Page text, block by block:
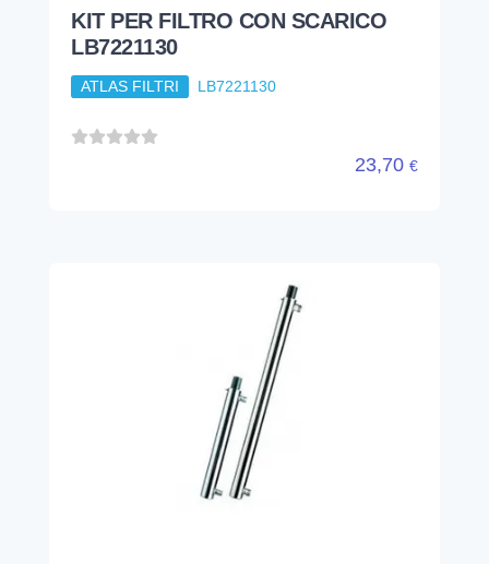
KIT PER FILTRO CON SCARICO
LB7221130
ATLAS FILTRI LB7221130
23,70 €